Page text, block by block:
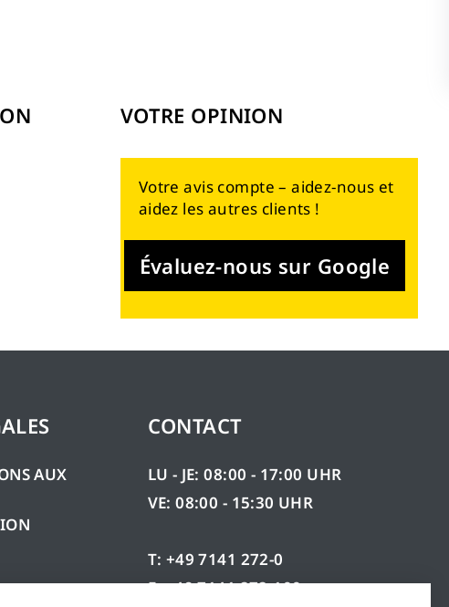
VOTRE OPINION
Votre avis compte – aidez-nous et
aidez les autres clients !
Évaluez-nous sur Google
AUX
CONTACT
LU - JE: 08:00 - 17:00 UHR
VE: 08:00 - 15:30 UHR
T: +49 7141 272-0
F: +49 7141 272-100